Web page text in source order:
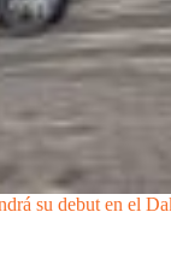
su debut en el